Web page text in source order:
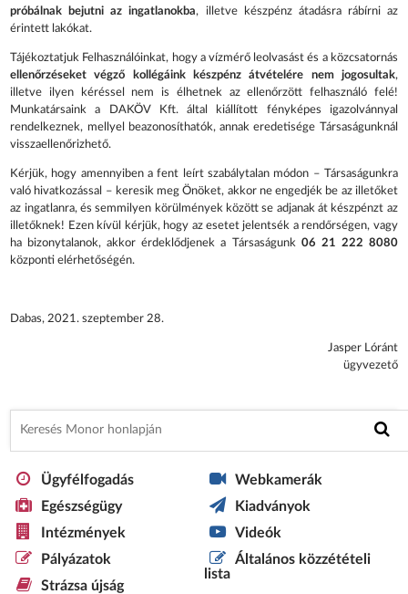
próbálnak bejutni az ingatlanokba, illetve készpénz átadásra rábírni az
érintett lakókat.
Tájékoztatjuk Felhasználóinkat, hogy a vízmérő leolvasást és a közcsatornás
ellenőrzéseket végző kollégáink készpénz átvételére nem jogosultak,
illetve ilyen kéréssel nem is élhetnek az ellenőrzött felhasználó felé!
Munkatársaink a DAKÖV Kft. által kiállított fényképes igazolvánnyal
rendelkeznek, mellyel beazonosíthatók, annak eredetisége Társaságunknál
visszaellenőrizhető.
Kérjük, hogy amennyiben a fent leírt szabálytalan módon – Társaságunkra
való hivatkozással – keresik meg Önöket, akkor ne engedjék be az illetőket
az ingatlanra, és semmilyen körülmények között se adjanak át készpénzt az
illetőknek! Ezen kívül kérjük, hogy az esetet jelentsék a rendőrségen, vagy
ha bizonytalanok, akkor érdeklődjenek a Társaságunk 06 21 222 8080
központi elérhetőségén.
Dabas, 2021. szeptember 28.
Jasper Lóránt
ügyvezető
Ügyfélfogadás
Egészségügy
Intézmények
Pályázatok
Strázsa újság
Webkamerák
Kiadványok
Videók
Általános közzétételi
lista